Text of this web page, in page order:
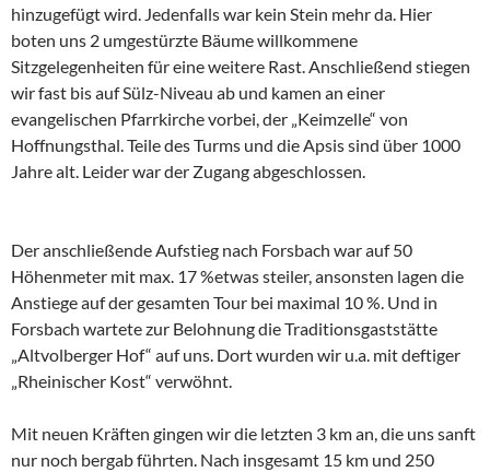
hinzugefügt wird. Jedenfalls war kein Stein mehr da. Hier
boten uns 2 umgestürzte Bäume willkommene
Sitzgelegenheiten für eine weitere Rast. Anschließend stiegen
wir fast bis auf Sülz-Niveau ab und kamen an einer
evangelischen Pfarrkirche vorbei, der „Keimzelle“ von
Hoffnungsthal. Teile des Turms und die Apsis sind über 1000
Jahre alt. Leider war der Zugang abgeschlossen.
Der anschließende Aufstieg nach Forsbach war auf 50
Höhenmeter mit max. 17 %etwas steiler, ansonsten lagen die
Anstiege auf der gesamten Tour bei maximal 10 %. Und in
Forsbach wartete zur Belohnung die Traditionsgaststätte
„Altvolberger Hof“ auf uns. Dort wurden wir u.a. mit deftiger
„Rheinischer Kost“ verwöhnt.
Mit neuen Kräften gingen wir die letzten 3 km an, die uns sanft
nur noch bergab führten. Nach insgesamt 15 km und 250